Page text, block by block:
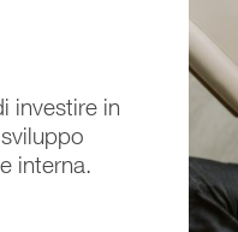
investire in
interna.